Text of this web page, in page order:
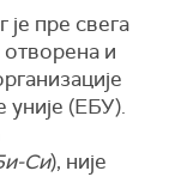
пре свега
отворена и
(ЕБУ).
Си), није